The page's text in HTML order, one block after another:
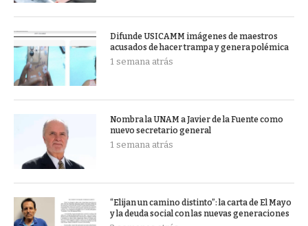
Difunde USICAMM imágenes de maestros
acusados de hacer trampa y genera polémica
1 semana atrás
Nombra la UNAM a Javier de la Fuente como
nuevo secretario general
1 semana atrás
“Elijan un camino distinto”: la carta de El Mayo
y la deuda social con las nuevas generaciones